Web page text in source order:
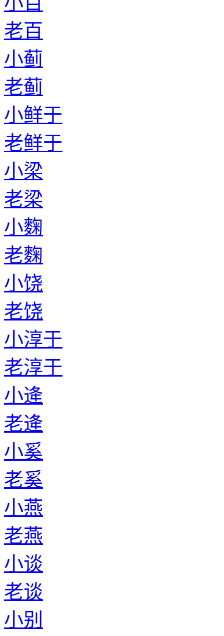
老百
小蓟
老蓟
小鲜于
老鲜于
小梁
老梁
小麴
老麴
小饶
老饶
小淳于
老淳于
小逄
老逄
小奚
老奚
小燕
老燕
小谈
老谈
小别